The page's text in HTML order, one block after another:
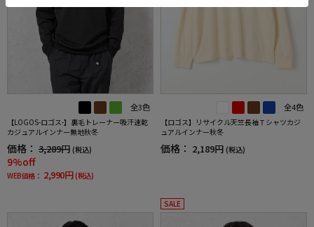
全3色
【LOGOS-ロゴス-】裏毛トレーナー吸汗速乾
カジュアルインナー無地秋冬
価格： 3,289円 (税込)
9%off
WEB価格： 2,990円 (税込)
全4色
【ロゴス】リサイクル天竺長袖Ｔシャツカジ
ュアルインナー秋冬
価格： 2,189円 (税込)
SALE